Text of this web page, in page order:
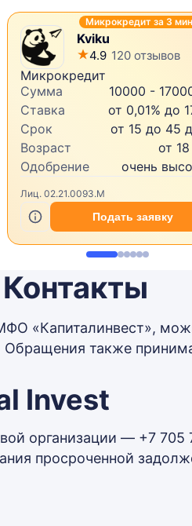
Микрокредит за 3
Kviku
4.9 120 отзывов
Микрокредит
Сумма
10000 -
Ставка
от 0,01% до
Срок
от 15 до 45
Возраст
от
Одобрение
очень
Лиц. 02.21.0093.M
Подать заявку
«Капиталинвест»,
Обращения также
Invest
организации — +7
просроченной